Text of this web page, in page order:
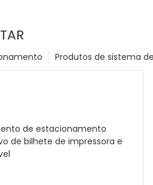
Produtos de sistema